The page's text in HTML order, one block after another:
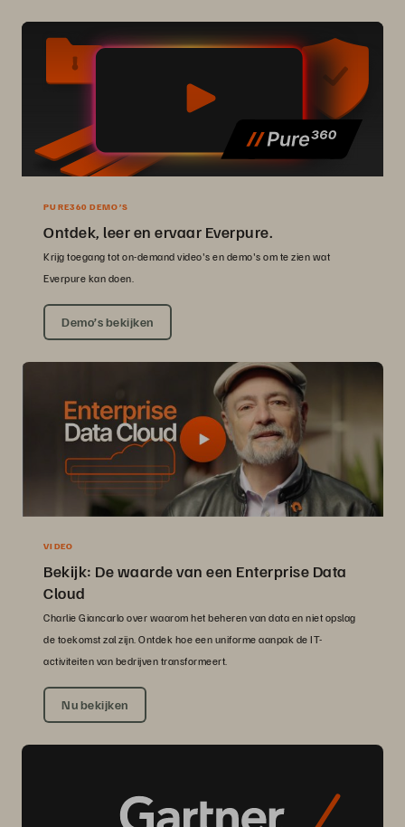
PURE360 DEMO’S
Ontdek, leer en ervaar Everpure.
Krijg toegang tot on-demand video's en demo's om te zien wat
Everpure kan doen.
Demo’s bekijken
VIDEO
Bekijk: De waarde van een Enterprise Data
Cloud
Charlie Giancarlo over waarom het beheren van data en niet opslag
de toekomst zal zijn. Ontdek hoe een uniforme aanpak de IT-
activiteiten van bedrijven transformeert.
Nu bekijken